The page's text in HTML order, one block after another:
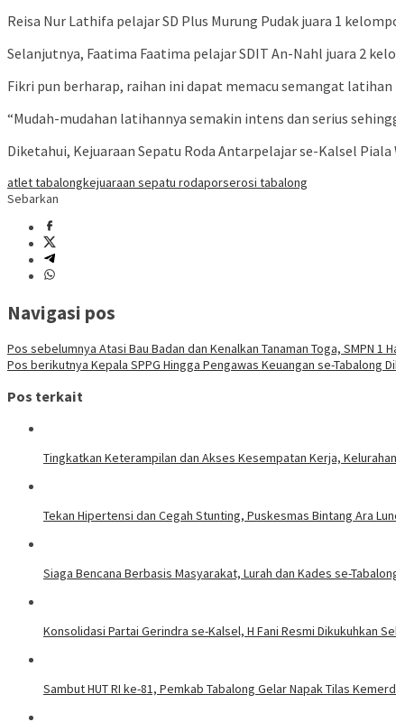
Reisa Nur Lathifa pelajar SD Plus Murung Pudak juara 1
Selanjutnya, Faatima Faatima pelajar SDIT An-Nahl juara 2
Fikri pun berharap, raihan ini dapat memacu semangat
“Mudah-mudahan latihannya semakin intens dan serius
Diketahui, Kejuaraan Sepatu Roda Antarpelajar se-Kalsel
atlet tabalongkejuaraan sepatu rodaporserosi tabalong
Sebarkan
Navigasi pos
Pos sebelumnya Atasi Bau Badan dan Kenalkan Tanaman Toga, SMPN 1
Pos berikutnya Kepala SPPG Hingga Pengawas Keuangan se-Tabalong
Pos terkait
Tingkatkan Keterampilan dan Akses Kesempatan Kerja,
Tekan Hipertensi dan Cegah Stunting, Puskesmas Bintang Ara
Siaga Bencana Berbasis Masyarakat, Lurah dan Kades se-
Konsolidasi Partai Gerindra se-Kalsel, H Fani Resmi Dikukuhkan
Sambut HUT RI ke-81, Pemkab Tabalong Gelar Napak Tilas